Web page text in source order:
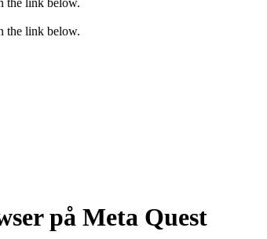
the link below.
the link below.
på Meta Quest